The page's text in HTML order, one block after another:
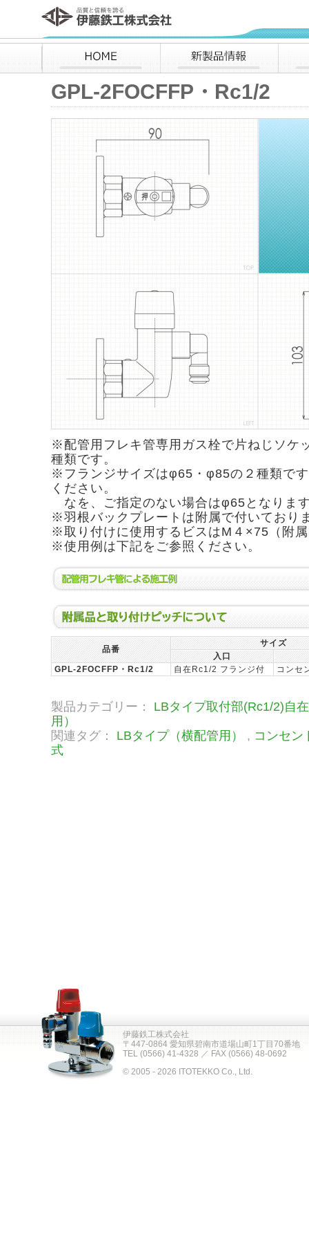
伊藤鉄工株式会社
HOME 新製品情報
GPL-2FOCFFP・Rc1/2
※配管用フレキ管専用ガス栓で片ねじソケ
種類です。
※フランジサイズはφ65・φ85の２種類で
ください。
なを、ご指定のない場合はφ65となりま
※羽根バックプレートは附属で付いており
※取り付けに使用するビスはM４×75（附
※使用例は下記をご参照ください。
配管用フレキ管による施工例
附属品と取り付けピッチについて
品番
サイズ
入口
GPL-2FOCFFP・Rc1/2
自在Rc1/2 フランジ付 コンセ
製品カテゴリー： LBタイプ取付部(Rc1/2)自
用）
関連タグ： LBタイプ（横配管用） , コンセン
式
伊藤鉄工株式会社
〒447-0864 愛知県碧南市道場山町1丁目70番地
TEL (0566) 41-4328 ／ FAX (0566) 48-0692
© 2005 - 2026 ITOTEKKO Co., Ltd.